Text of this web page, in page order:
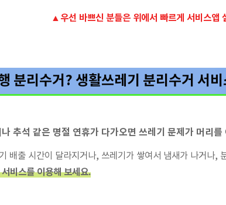
▲우선 바쁘신 분들은 위에서 빠르게 서비스
분리수거? 생활쓰레기 분리수거 서비
추석 같은 명절 연휴가 다가오면 쓰레기 문제가 머리를
배출 시간이 달라지거나, 쓰레기가 쌓여서 냄새가 나거나,
비스를 이용해 보세요.